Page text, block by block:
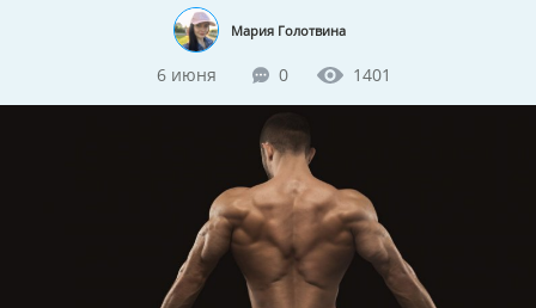
Мария Голотвина
6 июня 0 1401